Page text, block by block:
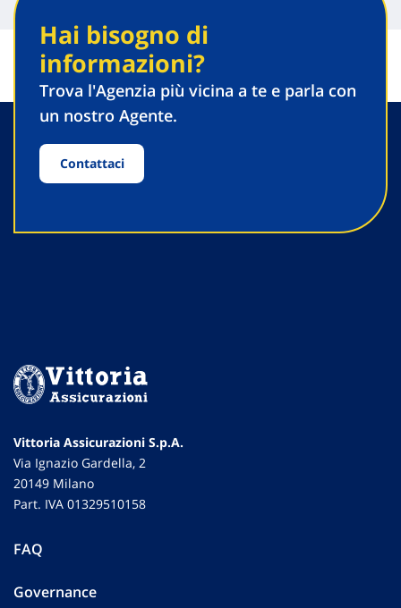
Hai bisogno di
informazioni?
Trova l'Agenzia più vicina a te e parla con
un nostro Agente.
Contattaci
Vittoria Assicurazioni S.p.A.
Via Ignazio Gardella, 2
20149 Milano
Part. IVA 01329510158
FAQ
Governance